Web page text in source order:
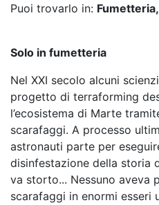
Puoi trovarlo in:
Solo in fumetteria
Nel XXI secolo alcuni
progetto di terraforming
l’ecosistema di Marte
scarafaggi. A processo
astronauti parte per
disinfestazione della storia
va storto... Nessuno aveva
scarafaggi in enormi esseri